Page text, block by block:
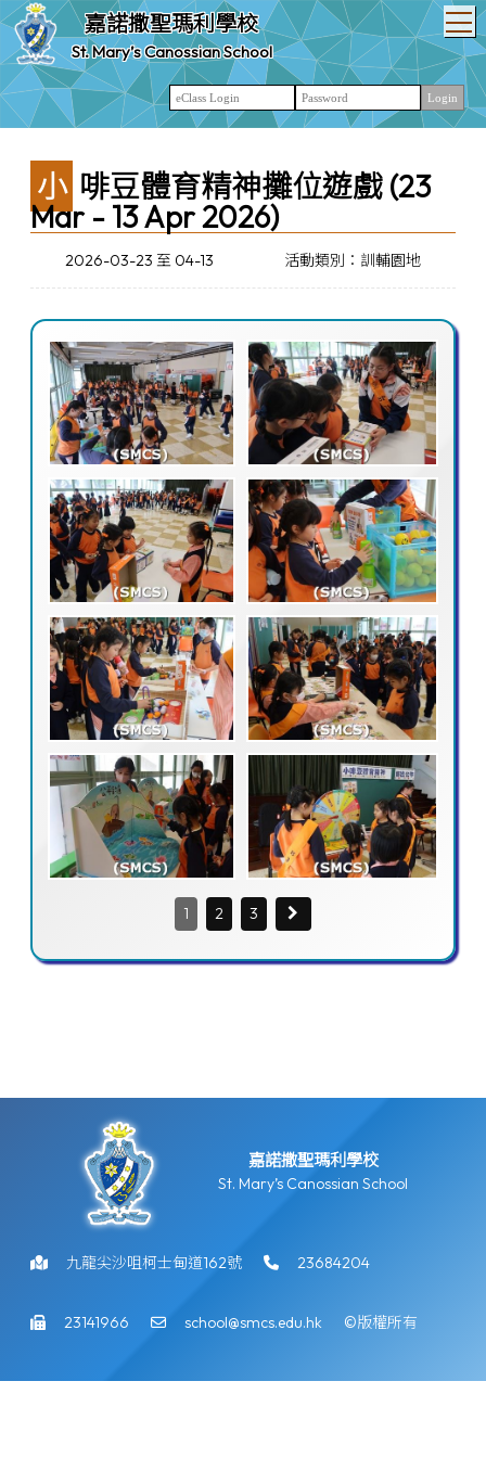
嘉諾撒聖瑪利學校
St. Mary’s Canossian School
小啡豆體育精神攤位遊戲 (23
Mar - 13 Apr 2026)
2026-03-23 至 04-13 活動類別：訓輔園地
1 2 3
嘉諾撒聖瑪利學校
St. Mary’s Canossian School
九龍尖沙咀柯士甸道162號 23684204
23141966 school@smcs.edu.hk ©版權所有